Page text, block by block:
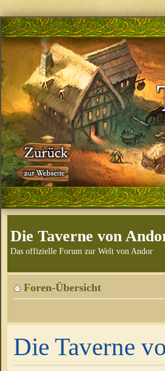
Die Taverne von
Das offizielle Forum zur Welt von Andor
Foren-Übersicht
Die Taverne